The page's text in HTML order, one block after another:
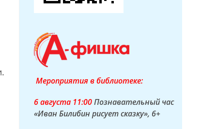
Мероприятия в библиотеке:
6 августа 11:00Познавательный час
«Иван Билибин рисует сказку», 6+